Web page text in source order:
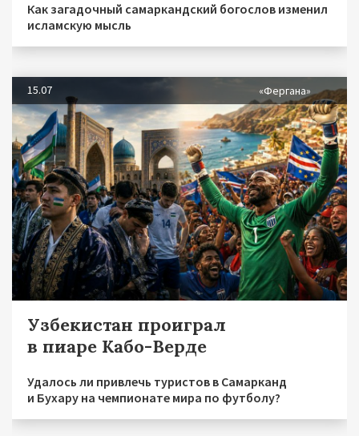
Как загадочный самаркандский богослов изменил
исламскую мысль
15.07 «Фергана»
Узбекистан проиграл
в пиаре Кабо-Верде
Удалось ли привлечь туристов в Самарканд
и Бухару на чемпионате мира по футболу?